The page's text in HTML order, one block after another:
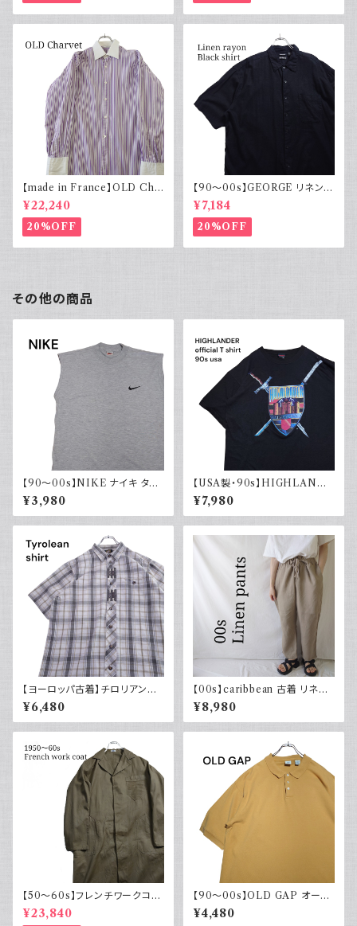
【made in France】OLD Cha
rvet ストライプ 切り替え 紫
¥22,240
20%OFF
【90～00s】GEORGE リネンレ
ーヨンシャツ 黒 ボックスシルエ
ット XL
¥7,184
20%OFF
その他の商品
【90～00s】NIKE ナイキ タン
クトップ ノースリーブ グレー 白
タグ
¥3,980
【USA製・90s】HIGHLANDE
R 悪魔の戦士 オフィシャルTシ
ャツ
¥7,980
【ヨーロッパ古着】チロリアンシ
ャツ 半袖 古着 チェック レトロ
ユーロ古着 ボックスシルエット
¥6,480
【00s】caribbean 古着 リネン
イージーパンツ ドローコード ワ
イドパンツ
¥8,980
【50～60s】フレンチワークコー
ト ショップコート フレンチヴィン
テージ
¥23,840
【90～00s】OLD GAP オール
ドギャップ ポロシャツ 無地 古着
マスタードイエロー 夏 大きめ
¥4,480